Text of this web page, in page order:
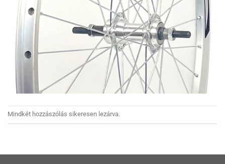
Mindkét hozzászólás sikeresen lezárva.